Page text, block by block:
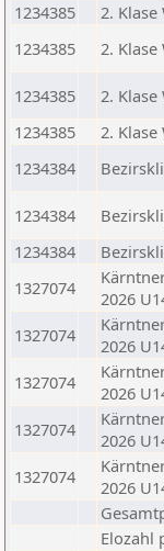
1234385
2. Klase
1234385
2. Klase
1234385 2. Klase
1234385
2. Klase
1234384
1234384
1234384
1327074
2026
1327074
2026
1327074
2026
1327074
2026
1327074
2026
Elozahl